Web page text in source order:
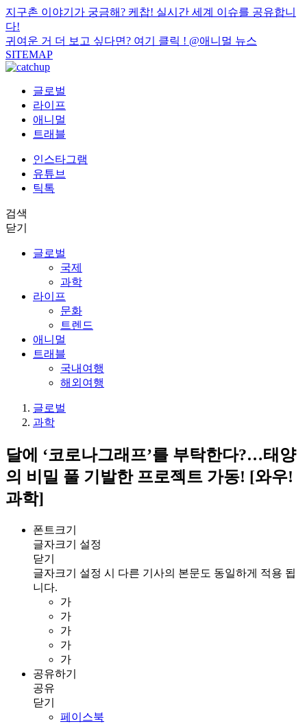
지구촌 이야기가 궁금해? 케찹! 실시간 세계 이슈를 공유합니
다!
귀여운 거 더 보고 싶다면? 여기 클릭 ! @애니멀 뉴스
SITEMAP
글로벌
라이프
애니멀
트래블
인스타그램
유튜브
틱톡
검색
닫기
글로벌
국제
과학
라이프
문화
트렌드
애니멀
트래블
국내여행
해외여행
글로벌
과학
달에 ‘코로나그래프’를 부탁한다?…태양
의 비밀 풀 기발한 프로젝트 가동! [와우!
과학]
폰트크기
글자크기 설정
닫기
글자크기 설정 시 다른 기사의 본문도 동일하게 적용 됩
니다.
가
가
가
가
가
공유하기
공유
닫기
페이스북